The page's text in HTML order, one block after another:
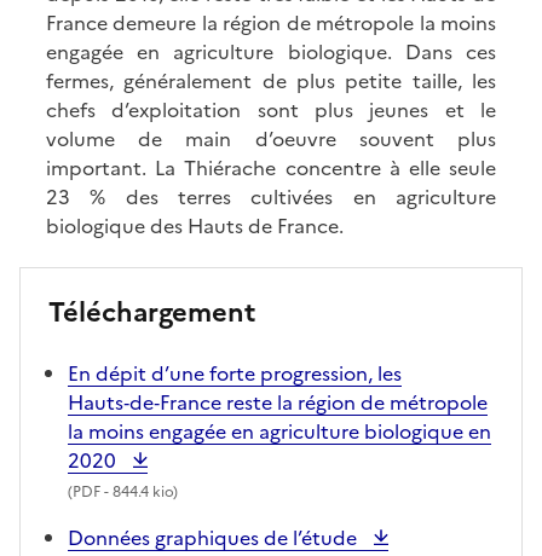
France demeure la région de métropole la moins
engagée en agriculture biologique. Dans ces
fermes, généralement de plus petite taille, les
chefs d’exploitation sont plus jeunes et le
volume de main d’oeuvre souvent plus
important. La Thiérache concentre à elle seule
23 % des terres cultivées en agriculture
biologique des Hauts de France.
Téléchargement
En dépit d’une forte progression, les
Hauts‑de‑France reste la région de métropole
la moins engagée en agriculture biologique en
2020
(PDF- 844.4 kio)
Données graphiques de l’étude